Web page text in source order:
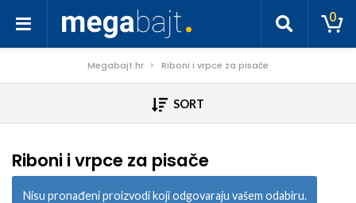
0
Megabajt.hr Riboni i vrpce za pisače
SORT
Riboni i vrpce za pisače
Nisu pronađeni proizvodi koji odgovaraju vašem odabiru.